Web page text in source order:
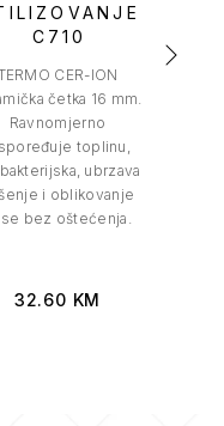
C710
CER-ION
četka 16 mm.
Ravnomjerno
toplinu,
ubrzava
i oblikovanje
bez oštećenja.
32.60 KM